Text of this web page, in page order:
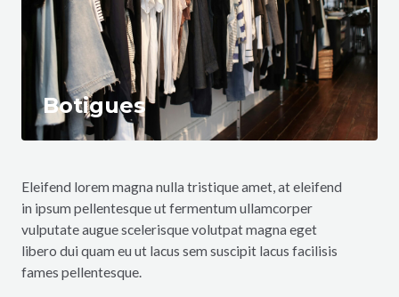
Botigues
Eleifend lorem magna nulla tristique amet, at eleifend
in ipsum pellentesque ut fermentum ullamcorper
vulputate augue scelerisque volutpat magna eget
libero dui quam eu ut lacus sem suscipit lacus facilisis
fames pellentesque.